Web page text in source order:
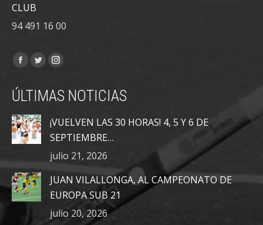
CLUB
94 491 16 00
Encuéntranos en:
Facebook
opens
in
new
window
Twitter
opens
in
new
window
Instagram
opens
new
window
ÚLTIMAS NOTICIAS
¡VUELVEN LAS 30 HORAS! 4, 5 Y 6 DE
SEPTIEMBRE…
julio 21, 2026
JUAN VILALLONGA, AL CAMPEONATO DE
EUROPA SUB 21
julio 20, 2026